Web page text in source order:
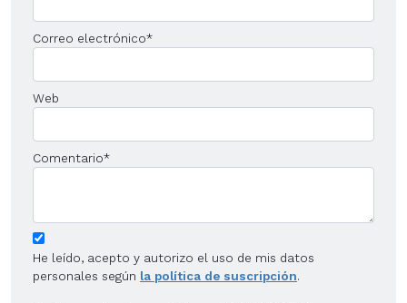
Correo electrónico*
Web
Comentario*
He leído, acepto y autorizo el uso de mis datos
personales según la política de suscripción.